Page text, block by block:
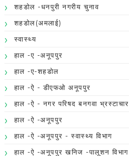
शहडोल -धनपुरी नगरीय चुनाव
शहडोल(अमलाई)
स्वास्थ्य
हाल -ए -अनूपपुर
हाल -ए-शहडोल
हाल -ऐ - डीएफओ अनूपपुर
हाल -ऐ - नगर परिषद बनगवा भ्रस्टाचार
हाल -ऐ -अनूपपुर
हाल -ऐ -अनूपपुर - स्वास्थ्य विभाग
हाल -ऐ -अनूपपुर खनिज -पालूशन विभाग